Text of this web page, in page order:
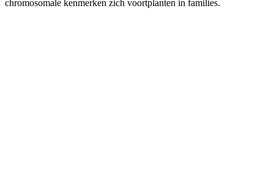
chromosomale kenmerken zich voortplanten in families.